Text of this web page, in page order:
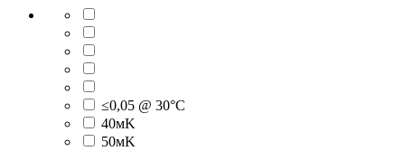
≤0,05 @ 30°C
40мK
50мK